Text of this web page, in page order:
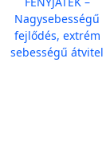
Nagysebességű
fejlődés, extrém
sebességű átvitel